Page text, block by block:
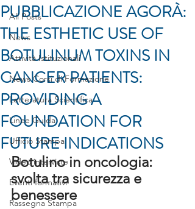
All Posts
News
Attività Istituzionali
News Corsi di Formazione
Letteratura Scientifica
Linee Guida
Ufficio Stampa
Video interviste
Eventi formativi
Rassegna Stampa
PUBBLICAZIONE AGORÀ:
THE ESTHETIC USE OF
BOTULINUM TOXINS IN
CANCER PATIENTS:
PROVIDING A
FOUNDATION FOR
FUTURE INDICATIONS
Botulino in oncologia:
svolta tra sicurezza e
benessere